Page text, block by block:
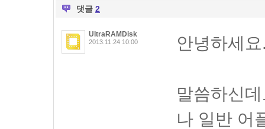
댓글 2
UltraRAMDisk
2013.11.24 10:00 안녕하세
말씀하신
나 일반 어